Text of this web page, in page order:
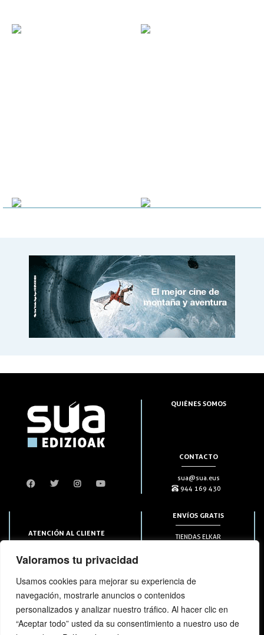
Valoramos tu privacidad
Usamos cookies para mejorar su experiencia de
navegación, mostrarle anuncios o contenidos
personalizados y analizar nuestro tráfico. Al hacer clic en
“Aceptar todo” usted da su consentimiento a nuestro uso de
QUIÉNES SOMOS
CONTACTO
sua@sua.eus
944 169 430
ATENCIÓN AL CLIENTE
944 169 430
SUSCRIPCIONES
ENVÍOS GRATIS
TIENDAS ELKAR